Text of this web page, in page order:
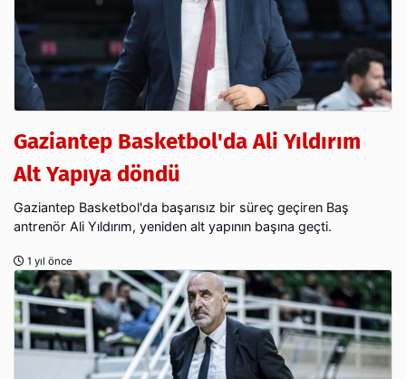
Gaziantep Basketbol'da Ali Yıldırım
Alt Yapıya döndü
Gaziantep Basketbol'da başarısız bir süreç geçiren Baş
antrenör Ali Yıldırım, yeniden alt yapının başına geçti.
1 yıl önce